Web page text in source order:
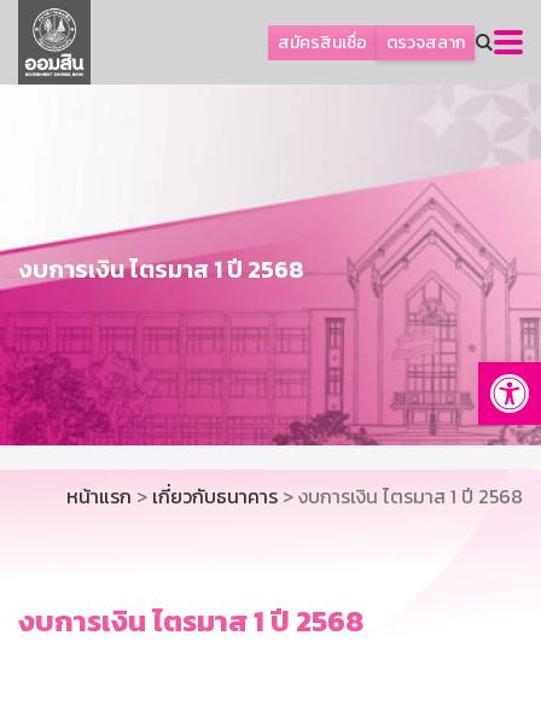
สมัครสินเชื่อ ตรวจสลาก
ลูกค้าธุรกิจ
ลูกค้าผู้ประกอบรายย่อย
การพัฒนาที่ยั่งยืน
ข่าวสาร
บริการทางการเงิน
อื่นๆ
ติดต่อเรา
บริการออนไลน์
TH
EN
งบการเงิน ไตรมาส 1 ปี 2568
หน้าแรก > เกี่ยวกับธนาคาร > งบการเงิน ไตรมาส 1 ปี 2568
งบการเงิน ไตรมาส 1 ปี 2568